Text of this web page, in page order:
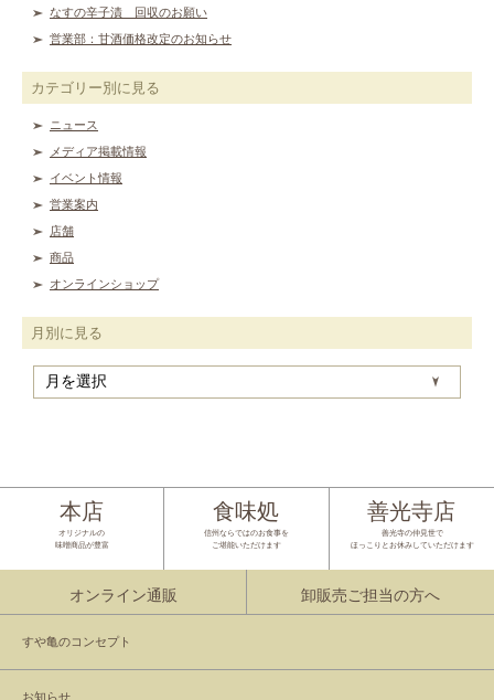
なすの辛子漬 回収のお願い
営業部：甘酒価格改定のお知らせ
カテゴリー別に見る
ニュース
メディア掲載情報
イベント情報
営業案内
店舗
商品
オンラインショップ
月別に見る
本店
オリジナルの
味噌商品が豊富
食味処
信州ならではのお食事を
ご堪能いただけます
善光寺店
善光寺の仲見世で
ほっこりとお休みしていただけます
オンライン通販 卸販売ご担当の方へ
すや亀のコンセプト
お知らせ